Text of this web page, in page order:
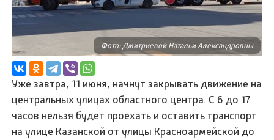
Фото: Дмитриевой Натальи Александровны
Уже завтра, 11 июня, начнут закрывать движение на
центральных улицах областного центра. С 6 до 17
часов нельзя будет проехать и оставить транспорт
на улице Казанской от улицы Красноармейской до